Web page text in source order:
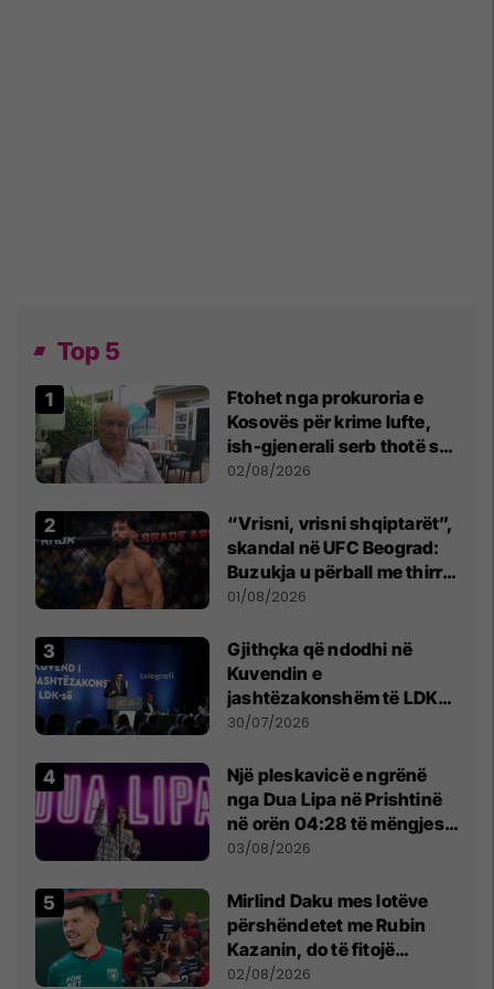
Top 5
Ftohet nga prokuroria e
Kosovës për krime lufte,
ish-gjenerali serb thotë se
dikush e tradhtoi në
02/08/2026
“Vrisni, vrisni shqiptarët”,
skandal në UFC Beograd:
Buzukja u përball me thirrje
anti-shqiptare nga
01/08/2026
Gjithçka që ndodhi në
Kuvendin e
jashtëzakonshëm të LDK-
së
30/07/2026
Një pleskavicë e ngrënë
nga Dua Lipa në Prishtinë
në orën 04:28 të mëngjesit
- dhe bota digjitale serbe
03/08/2026
Mirlind Daku mes lotëve
përshëndetet me Rubin
Kazanin, do të fitojë
miliona te Spartak Moska
02/08/2026